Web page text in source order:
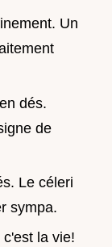
Un
dés.
de
Le céleri
sympa.
la vie!